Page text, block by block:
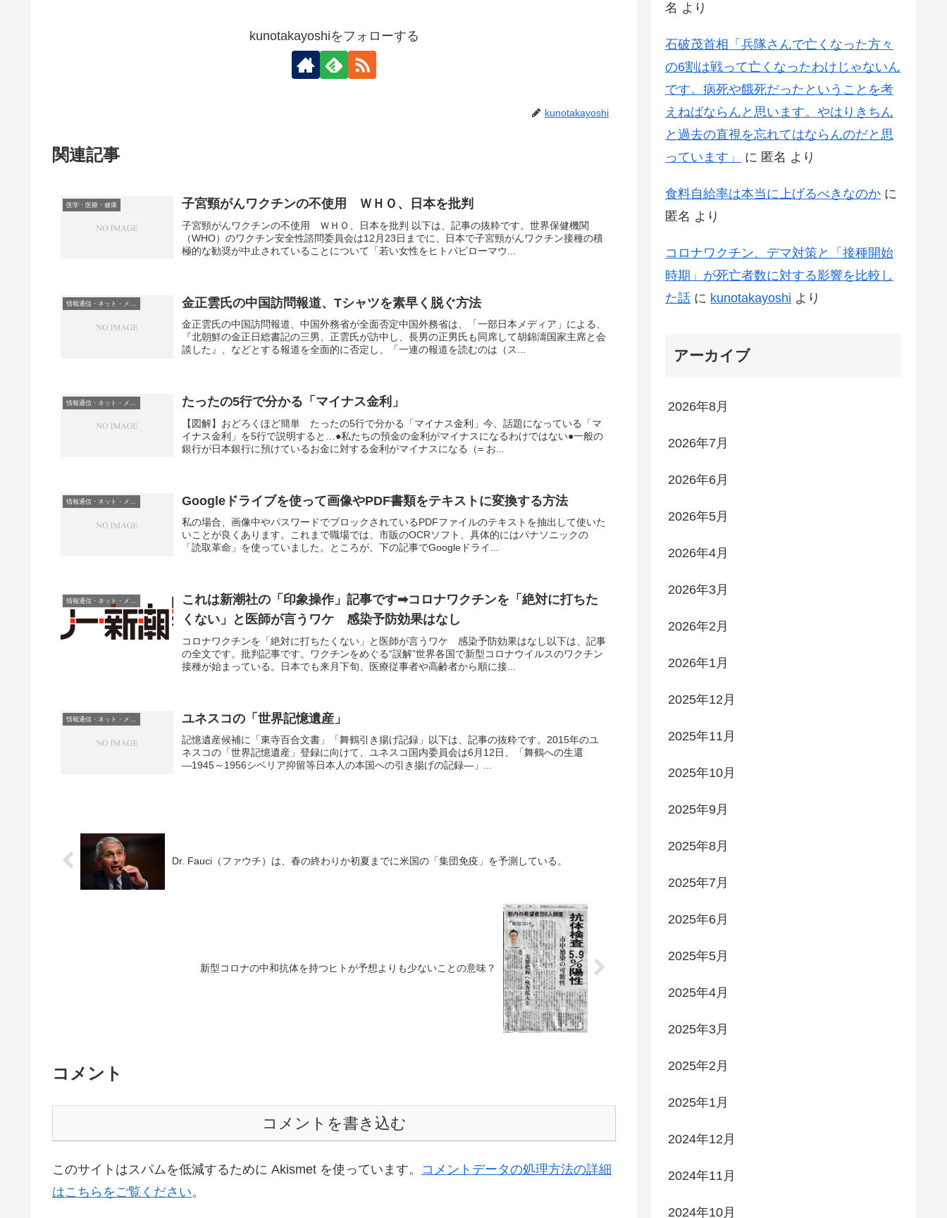
kunotakayoshiをフォローする
kunotakayoshi
関連記事
医学・医療・健康 子宮頸がんワクチンの不使用 ＷＨＯ、日本を批判
子宮頸がんワクチンの不使用 ＷＨＯ、日本を批判 以下は、記事の抜粋です。世界保健機関
（WHO）のワクチン安全性諮問委員会は12月23日までに、日本で子宮頸がんワクチン接種の積
極的な勧奨が中止されていることについて「若い女性をヒトパピローマウ...
情報通信・ネット・メディア 金正雲氏の中国訪問報道、Tシャツを素早く脱ぐ方法
金正雲氏の中国訪問報道、中国外務省が全面否定中国外務省は、「一部日本メディア」による、
『北朝鮮の金正日総書記の三男、正雲氏が訪中し、長男の正男氏も同席して胡錦濤国家主席と会
談した』、などとする報道を全面的に否定し、「一連の報道を読むのは（ス...
たったの5行で分かる「マイナス金利」
【図解】おどろくほど簡単 たったの5行で分かる「マイナス金利」今、話題になっている「マ
イナス金利」を5行で説明すると…●私たちの預金の金利がマイナスになるわけではない●一般の
銀行が日本銀行に預けているお金に対する金利がマイナスになる（= お...
情報通信・ネット・メディア Googleドライブを使って画像やPDF書類をテキストに変換する方法
私の場合、画像中やパスワードでブロックされているPDFファイルのテキストを抽出して使いた
いことが良くあります。これまで職場では、市販のOCRソフト、具体的にはパナソニックの
「読取革命」を使っていました。ところが、下の記事でGoogleドライ...
これは新潮社の「印象操作」記事です➡コロナワクチンを「絶対に打ちた
くない」と医師が言うワケ 感染予防効果はなし
コロナワクチンを「絶対に打ちたくない」と医師が言うワケ 感染予防効果はなし以下は、記事
の全文です。批判記事です。ワクチンをめぐる“誤解”世界各国で新型コロナウイルスのワクチン
接種が始まっている。日本でも来月下旬、医療従事者や高齢者から順に接...
情報通信・ネット・メディア ユネスコの「世界記憶遺産」
記憶遺産候補に「東寺百合文書」「舞鶴引き揚げ記録」以下は、記事の抜粋です。2015年のユ
ネスコの「世界記憶遺産」登録に向けて、ユネスコ国内委員会は6月12日、「舞鶴への生還
―1945～1956シベリア抑留等日本人の本国への引き揚げの記録―」...
Dr. Fauci（ファウチ）は、春の終わりか初夏までに米国の「集団免疫」を予測している。
新型コロナの中和抗体を持つヒトが予想よりも少ないことの意味？
コメント
コメントを書き込む
このサイトはスパムを低減するために Akismet を使っています。 コメントデータの処理方法の詳細
はこちらをご覧ください。
名 より
石破茂首相「兵隊さんで亡くなった方々
の6割は戦って亡くなったわけじゃないん
です。病死や餓死だったということを考
えねばならんと思います。やはりきちん
と過去の直視を忘れてはならんのだと思
っています」
に 匿名 より
食料自給率は本当に上げるべきなのか に
匿名 より
コロナワクチン、デマ対策と「接種開始
時期」が死亡者数に対する影響を比較し
た話 に kunotakayoshi より
アーカイブ
2026年8月
2026年7月
2026年6月
2026年5月
2026年4月
2026年3月
2026年2月
2026年1月
2025年12月
2025年11月
2025年10月
2025年9月
2025年8月
2025年7月
2025年6月
2025年5月
2025年4月
2025年3月
2025年2月
2025年1月
2024年12月
2024年11月
2024年10月